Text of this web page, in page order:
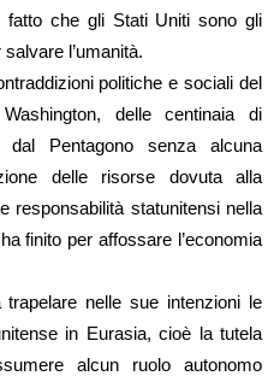
fatto che gli Stati Uniti sono gli
l’umanità.
politiche e sociali del
delle centinaia di
dal Pentagono senza alcuna
delle risorse dovuta alla
responsabilità statunitensi nella
finito per affossare l’economia
nelle sue intenzioni le
in Eurasia, cioè la tutela
alcun ruolo autonomo